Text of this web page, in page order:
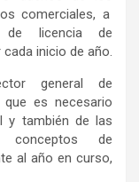
comerciales, a
de
icencia de
cada inicio de año.
general de
es necesario
y también de las
conceptosde
a l año en curso,